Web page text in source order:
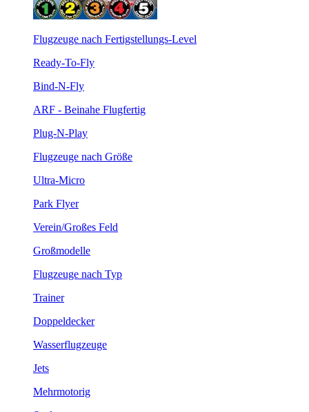
Flugzeuge nach Fertigstellungs-Level
Ready-To-Fly
Bind-N-Fly
ARF - Beinahe Flugfertig
Plug-N-Play
Flugzeuge nach Größe
Ultra-Micro
Park Flyer
Verein/Großes Feld
Großmodelle
Flugzeuge nach Typ
Trainer
Doppeldecker
Wasserflugzeuge
Jets
Mehrmotorig